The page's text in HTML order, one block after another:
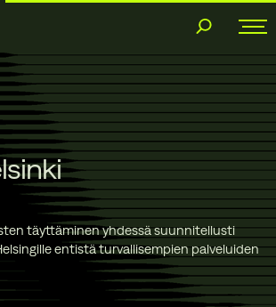
täyttäminen yhdessä suunnitellusti
entistä turvallisempien palveluiden